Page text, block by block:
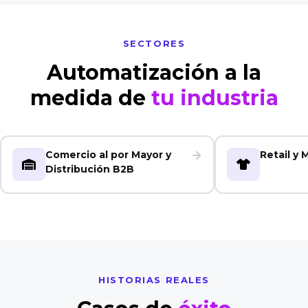
SECTORES
Automatización a la
medida de tu industria
Comercio al por Mayor y
Distribución B2B
Retail y
HISTORIAS REALES